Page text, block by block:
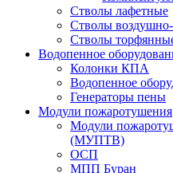
Стволы лафетные
Стволы
Стволы
Водопенное
Колонки КПА
Водопенное
Генераторы пены
Модули пожаротушения
Модули
(МУПТВ)
ОСП
МПП Буран